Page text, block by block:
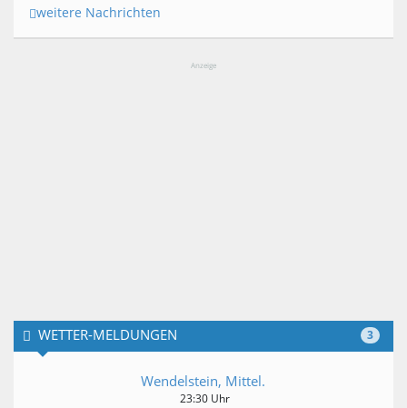
weitere Nachrichten
Anzeige
3
WETTER-MELDUNGEN
Wendelstein, Mittel.
23:30 Uhr